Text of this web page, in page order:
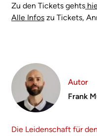
Zu den Tickets gehts
Alle Infos zu Tickets,
Autor
Frank
Die Leidenschaft für